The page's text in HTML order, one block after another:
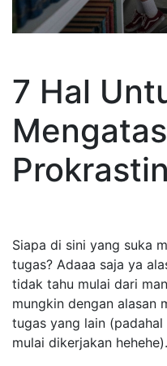
7 Hal
Siapa di sini yang suka
tugas? Adaaa saja ya
tidak tahu mulai dari
mungkin dengan alasan
tugas yang lain
mulai dikerjakan hehehe).